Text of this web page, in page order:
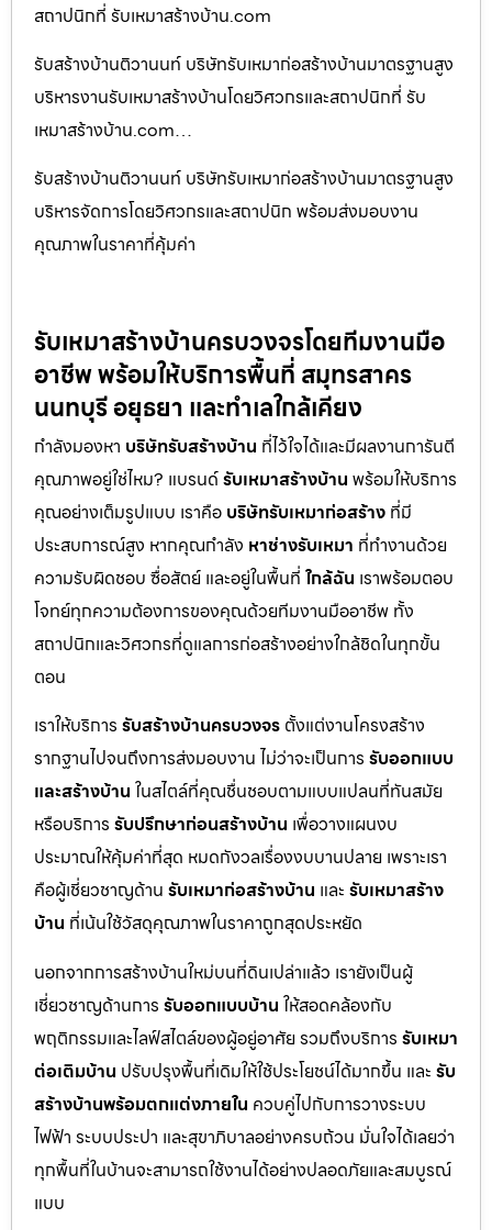
สถาปนิกที่ รับเหมาสร้างบ้าน.com
รับสร้างบ้านติวานนท์ บริษัทรับเหมาก่อสร้างบ้านมาตรฐานสูง
บริหารงานรับเหมาสร้างบ้านโดยวิศวกรและสถาปนิกที่ รับ
เหมาสร้างบ้าน.com…
รับสร้างบ้านติวานนท์ บริษัทรับเหมาก่อสร้างบ้านมาตรฐานสูง
บริหารจัดการโดยวิศวกรและสถาปนิก พร้อมส่งมอบงาน
คุณภาพในราคาที่คุ้มค่า
รับเหมาสร้างบ้านครบวงจรโดยทีมงานมือ
อาชีพ พร้อมให้บริการพื้นที่ สมุทรสาคร
นนทบุรี อยุธยา และทำเลใกล้เคียง
กำลังมองหา บริษัทรับสร้างบ้าน ที่ไว้ใจได้และมีผลงานการันตี
คุณภาพอยู่ใช่ไหม? แบรนด์รับเหมาสร้างบ้าน พร้อมให้บริการ
คุณอย่างเต็มรูปแบบ เราคือ บริษัทรับเหมาก่อสร้าง ที่มี
ประสบการณ์สูง หากคุณกำลัง หาช่างรับเหมา ที่ทำงานด้วย
ความรับผิดชอบ ซื่อสัตย์ และอยู่ในพื้นที่ ใกล้ฉัน เราพร้อมตอบ
โจทย์ทุกความต้องการของคุณด้วยทีมงานมืออาชีพ ทั้ง
สถาปนิกและวิศวกรที่ดูแลการก่อสร้างอย่างใกล้ชิดในทุกขั้น
ตอน
เราให้บริการ รับสร้างบ้านครบวงจร ตั้งแต่งานโครงสร้าง
รากฐานไปจนถึงการส่งมอบงาน ไม่ว่าจะเป็นการ รับออกแบบ
และสร้างบ้าน ในสไตล์ที่คุณชื่นชอบตามแบบแปลนที่ทันสมัย
หรือบริการ รับปรึกษาก่อนสร้างบ้าน เพื่อวางแผนงบ
ประมาณให้คุ้มค่าที่สุด หมดกังวลเรื่องงบบานปลาย เพราะเรา
คือผู้เชี่ยวชาญด้าน รับเหมาก่อสร้างบ้าน และ รับเหมาสร้าง
บ้าน ที่เน้นใช้วัสดุคุณภาพในราคาถูกสุดประหยัด
นอกจากการสร้างบ้านใหม่บนที่ดินเปล่าแล้ว เรายังเป็นผู้
เชี่ยวชาญด้านการ รับออกแบบบ้าน ให้สอดคล้องกับ
พฤติกรรมและไลฟ์สไตล์ของผู้อยู่อาศัย รวมถึงบริการ รับเหมา
ต่อเติมบ้าน ปรับปรุงพื้นที่เดิมให้ใช้ประโยชน์ได้มากขึ้น และ รับ
สร้างบ้านพร้อมตกแต่งภายใน ควบคู่ไปกับการวางระบบ
ไฟฟ้า ระบบประปา และสุขาภิบาลอย่างครบถ้วน มั่นใจได้เลยว่า
ทุกพื้นที่ในบ้านจะสามารถใช้งานได้อย่างปลอดภัยและสมบูรณ์
แบบ